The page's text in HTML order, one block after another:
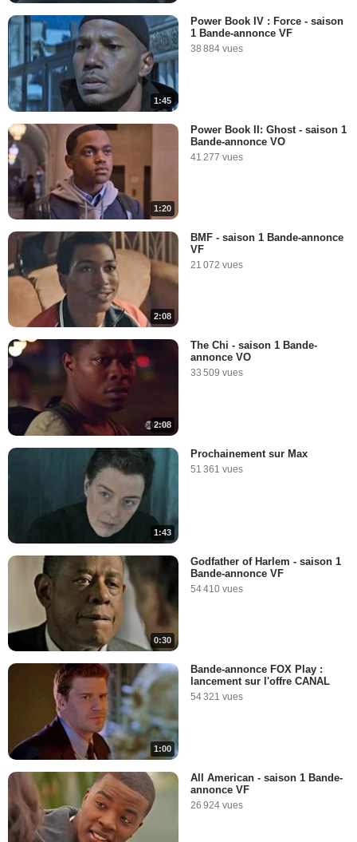
1:45
Power Book IV : Force - saison
1 Bande-annonce VF
38 884 vues
1:20
Power Book II: Ghost - saison 1
Bande-annonce VO
41 277 vues
2:08
BMF - saison 1 Bande-annonce
VF
21 072 vues
2:08
The Chi - saison 1 Bande-
annonce VO
33 509 vues
1:43
Prochainement sur Max
51 361 vues
0:30
Godfather of Harlem - saison 1
Bande-annonce VF
54 410 vues
1:00
Bande-annonce FOX Play :
lancement sur l'offre CANAL
54 321 vues
All American - saison 1 Bande-
annonce VF
26 924 vues